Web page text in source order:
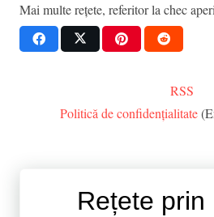
Mai multe rețete, referitor la chec
RSS
Politică de confidențialitate
Rețete prin